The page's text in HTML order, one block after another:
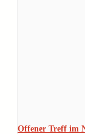
Offener Treff im